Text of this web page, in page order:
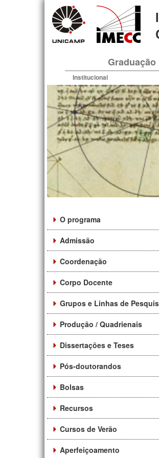
Graduação
Institucional
O programa
Admissão
Coordenação
Corpo Docente
Grupos e Linhas de
Produção / Quadrienais
Dissertações e Teses
Pós-doutorandos
Bolsas
Recursos
Cursos de Verão
Aperfeiçoamento